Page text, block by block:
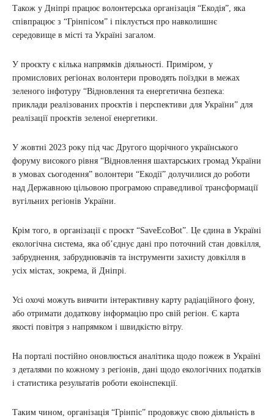
Також у Дніпрі працює волонтерська організація “Екодія”, яка
співпрацює з “Грінпісом” і піклується про навколишнє
середовище в місті та Україні загалом.
У проєкту є кілька напрямків діяльності. Приміром, у
промислових регіонах волонтери проводять поїздки в межах
зеленого інфотуру “Відновлення та енергетична безпека:
приклади реалізованих проєктів і перспективи для України” для
реалізації проєктів зеленої енергетики.
У жовтні 2023 року під час Другого щорічного українського
форуму високого рівня “Відновлення шахтарських громад України
в умовах сьогодення” волонтери “Екодії” долучилися до роботи
над Державною цільовою програмою справедливої трансформації
вугільних регіонів України.
Крім того, в організації є проєкт “SaveEcoBot”. Це єдина в Україні
екологічна система, яка об’єднує дані про поточний стан довкілля,
забруднення, забруднювачів та інструменти захисту довкілля в
усіх містах, зокрема, й Дніпрі.
Усі охочі можуть вивчити інтерактивну карту радіаційного фону,
або отримати додаткову інформацію про свій регіон. Є карта
якості повітря з напрямком і швидкістю вітру.
На порталі постійно оновлюється аналітика щодо пожеж в Україні
з деталями по кожному з регіонів, дані щодо екологічних податків
і статистика результатів роботи екоінспекції.
Таким чином, організація “Грінпіс” продовжує свою діяльність в